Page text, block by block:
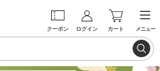
クーポン ログイン カート メニュー